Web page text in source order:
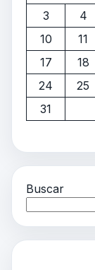
3
4
10
11
17
18
24
25
31
Buscar